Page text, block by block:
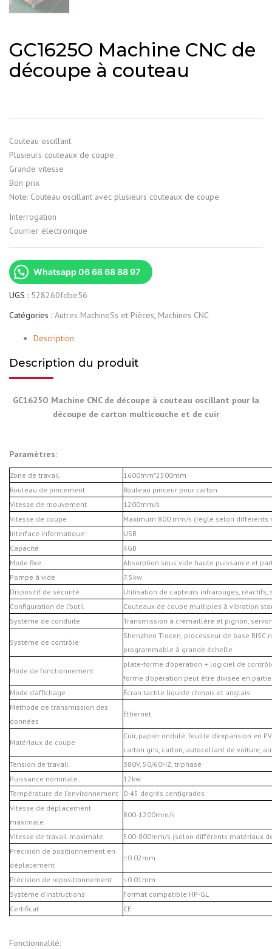
GC1625O Machine CNC de
découpe à couteau
Couteau oscillant
Plusieurs couteaux de coupe
Grande vitesse
Bon prix
Note: Couteau oscillant avec plusieurs couteaux de coupe
Interrogation
Courrier électronique
Whatsapp 06 68 68 88 97
UGS : 528260fdbe56
Catégories : Autres MachineSs et Pièces Machines CNC
Description
Description du produit
GC1625O Machine CNC de découpe à couteau oscillant pour la
découpe de carton multicouche et de cuir
Paramètres:
Zone de travail 1600mm*2 5 00mm
Rouleau de pincement
Rouleau pinceur pour carton
Vitesse de mouvement
1200mm/s
Vitesse de coupe
Maximum 800 mm/s (réglé selon différents
Interface informatique
USB
Capacité
4GB
Mode fixe
Absorption sous vide haute puissance et
Pompe à vide
7.5kw
Dispositif de sécurité
Utilisation de capteurs infrarouges, réactifs,
Configuration de l’outil
Couteaux de coupe multiples à vibration
Système de conduite
Transmission à crémaillère et pignon,
Système de contrôle
Shenzhen Trocen, processeur de base
programmable à grande échelle
Mode de fonctionnement
plate-forme d’opération + logiciel de
forme d’opération peut être divisée en
Mode d’affichage
Écran tactile liquide chinois et anglais
Méthode de transmission des
données
Ethernet
Matériaux de coupe
Cuir, papier ondulé, feuille d’expansion en
carton gris, carton, autocollant de voiture,
Tension de travail
380V, 50/60HZ, triphasé
Puissance nominale
12kw
Température de l’environnement 0-45 degrés centigrades
Vitesse de déplacement
maximale
800-1200mm/s
Vitesse de travail maximale
500-800mm/s (selon différents matériaux
Précision de positionnement en
déplacement
≤0.02mm
Précision de repositionnement
≤0.01mm
Système d’instructions
Format compatible HP-GL
Certificat
CE
Fonctionnalité: